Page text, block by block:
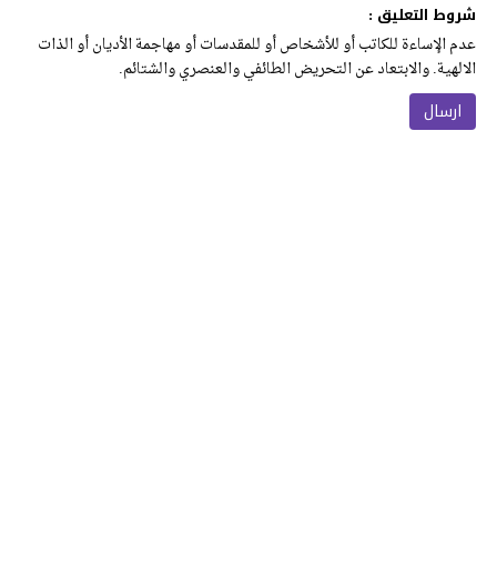
شروط التعليق :
عدم الإساءة للكاتب أو للأشخاص أو للمقدسات أو مهاجمة الأديان أو الذات
الالهية. والابتعاد عن التحريض الطائفي والعنصري والشتائم.